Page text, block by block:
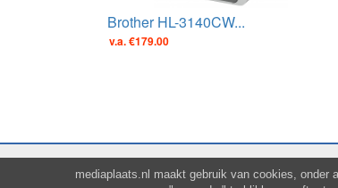
Brother HL-3140CW...
v.a. €179.00
mediaplaats.nl maakt gebruik van cookies, onder